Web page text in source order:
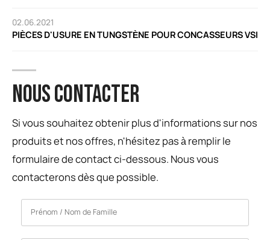
02.06.2021
PIÈCES D'USURE EN TUNGSTÈNE POUR CONCASSEURS VSI
NOUS CONTACTER
Si vous souhaitez obtenir plus d'informations sur nos
produits et nos offres, n'hésitez pas à remplir le
formulaire de contact ci-dessous. Nous vous
contacterons dès que possible.